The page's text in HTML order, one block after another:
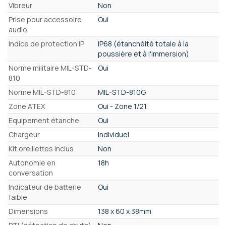
Vibreur
Non
Prise pour accessoire
audio
Oui
Indice de protection IP
IP68 (étanchéité totale à la
poussière et à l'immersion)
Norme militaire MIL-STD-
810
Oui
Norme MIL-STD-810
MIL-STD-810G
Zone ATEX
Oui - Zone 1/21
Equipement étanche
Oui
Chargeur
Individuel
Kit oreillettes inclus
Non
Autonomie en
conversation
18h
Indicateur de batterie
faible
Oui
Dimensions
138 x 60 x 38mm